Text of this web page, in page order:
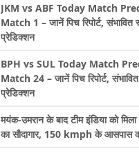
JKM vs ABF Today Match
Match 1 – जानें पिच रिपोर्ट,
प्रेडिक्शन
BPH vs SUL Today Match
Match 24 – जानें पिच रिपोर्ट,
प्रेडिक्शन
मयंक-उमरान के बाद टीम इंडिया को
का सौदागार, 150 kmph के आसपास